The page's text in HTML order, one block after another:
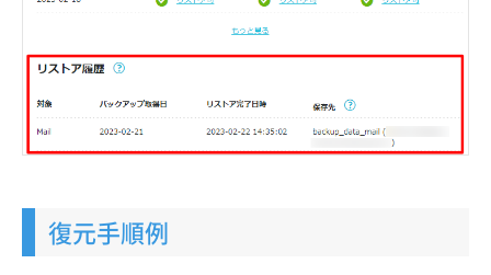
復元手順例